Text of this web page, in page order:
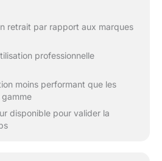
retrait par rapport aux marques
professionnelle
moins performant que les
disponible pour valider la